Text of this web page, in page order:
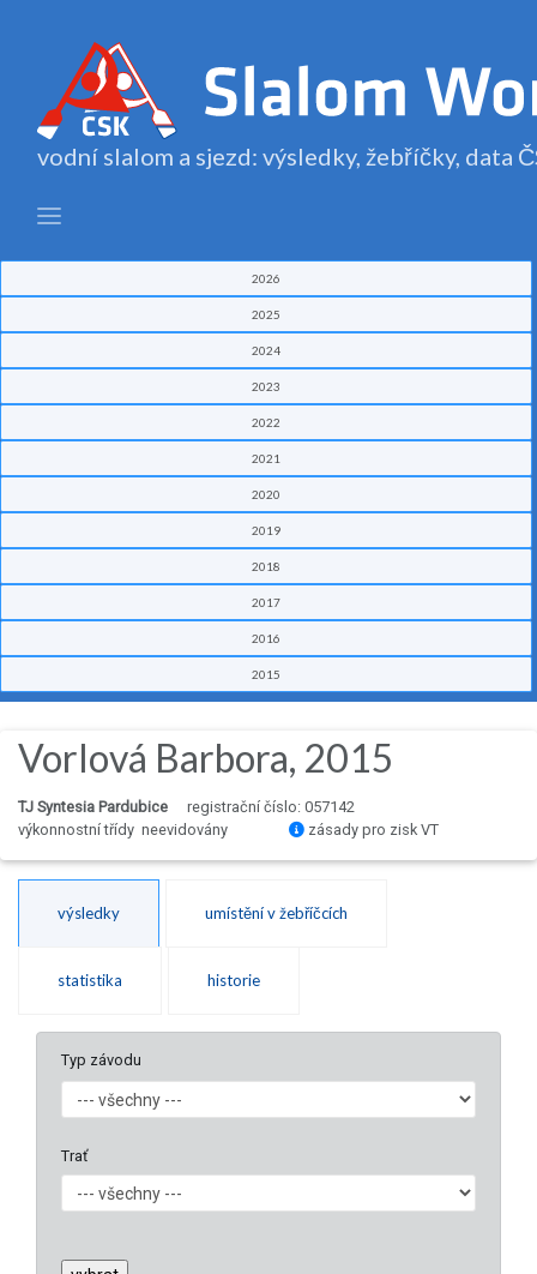
vodní slalom a sjezd: výsledky, žebříčky, data
2026
2025
2024
2023
2022
2021
2020
2019
2018
2017
2016
2015
Vorlová Barbora, 2015
TJ Syntesia Pardubice
registrační číslo: 057142
výkonnostní třídy neevidovány
zásady pro zisk VT
výsledky umístění v žebříčcích
statistika historie
Typ závodu
Trať